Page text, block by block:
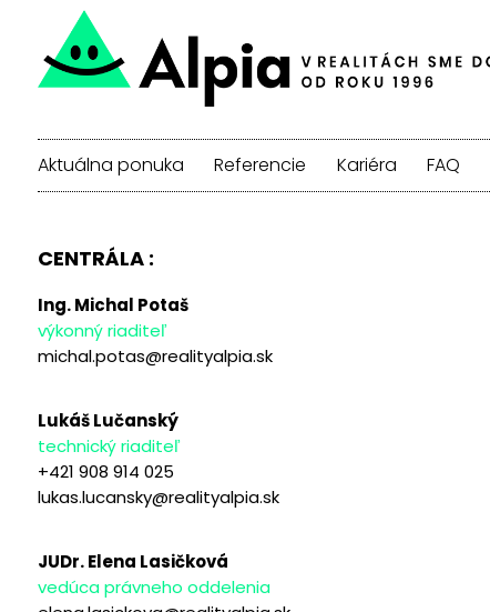
Aktuálna ponuka Referencie Kariéra FAQ
CENTRÁLA :
Ing. Michal Potaš
výkonný riaditeľ
michal.potas@realityalpia.sk
Lukáš Lučanský
technický riaditeľ
+421 908 914 025
lukas.lucansky@realityalpia.sk
JUDr. Elena Lasičková
vedúca právneho oddelenia